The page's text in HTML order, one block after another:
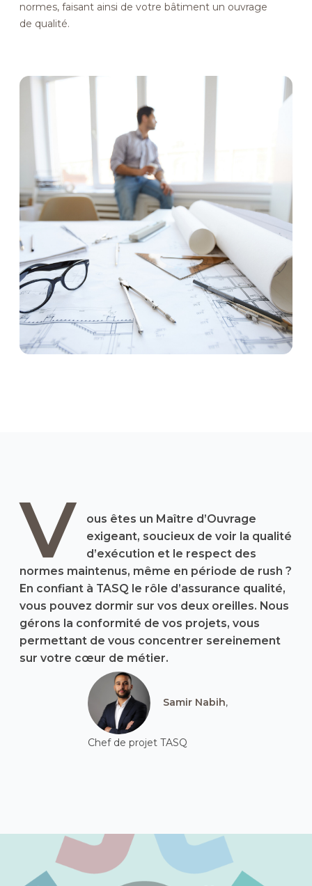
normes, faisant ainsi de votre bâtiment un ouvrage
de qualité.
V
ous êtes un Maître d’Ouvrage
exigeant, soucieux de voir la qualité
d’exécution et le respect des
normes maintenus, même en période de rush ?
En confiant à TASQ le rôle d’assurance qualité,
vous pouvez dormir sur vos deux oreilles. Nous
gérons la conformité de vos projets, vous
permettant de vous concentrer sereinement
sur votre cœur de métier.
Samir Nabih,
Chef de projet TASQ